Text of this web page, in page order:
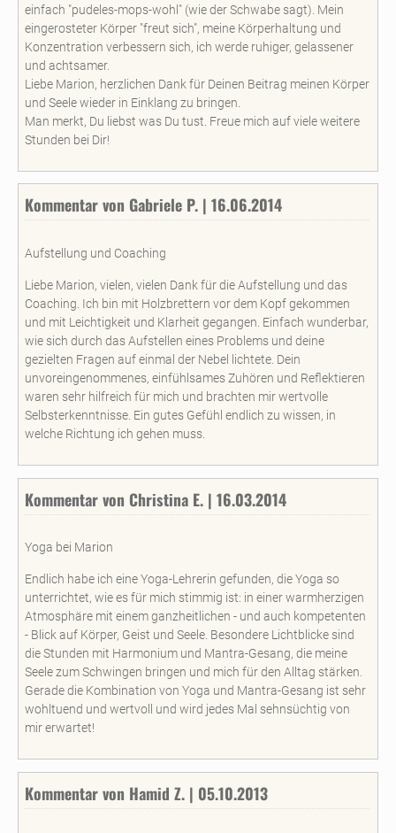
einfach "pudeles-mops-wohl" (wie der Schwabe sagt). Mein
eingerosteter Körper "freut sich", meine Körperhaltung und
Konzentration verbessern sich, ich werde ruhiger, gelassener
und achtsamer.
Liebe Marion, herzlichen Dank für Deinen Beitrag meinen Körper
und Seele wieder in Einklang zu bringen.
Man merkt, Du liebst was Du tust. Freue mich auf viele weitere
Stunden bei Dir!
Kommentar von Gabriele P. | 16.06.2014
Aufstellung und Coaching
Liebe Marion, vielen, vielen Dank für die Aufstellung und das
Coaching. Ich bin mit Holzbrettern vor dem Kopf gekommen
und mit Leichtigkeit und Klarheit gegangen. Einfach wunderbar,
wie sich durch das Aufstellen eines Problems und deine
gezielten Fragen auf einmal der Nebel lichtete. Dein
unvoreingenommenes, einfühlsames Zuhören und Reflektieren
waren sehr hilfreich für mich und brachten mir wertvolle
Selbsterkenntnisse. Ein gutes Gefühl endlich zu wissen, in
welche Richtung ich gehen muss.
Kommentar von Christina E. | 16.03.2014
Yoga bei Marion
Endlich habe ich eine Yoga-Lehrerin gefunden, die Yoga so
unterrichtet, wie es für mich stimmig ist: in einer warmherzigen
Atmosphäre mit einem ganzheitlichen - und auch kompetenten
- Blick auf Körper, Geist und Seele. Besondere Lichtblicke sind
die Stunden mit Harmonium und Mantra-Gesang, die meine
Seele zum Schwingen bringen und mich für den Alltag stärken.
Gerade die Kombination von Yoga und Mantra-Gesang ist sehr
wohltuend und wertvoll und wird jedes Mal sehnsüchtig von
mir erwartet!
Kommentar von Hamid Z. | 05.10.2013